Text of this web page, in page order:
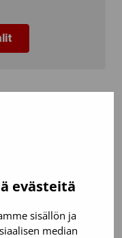
evästeitä
sisällön ja
median